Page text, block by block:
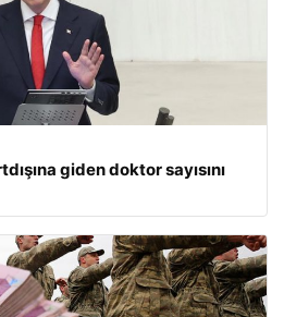
giden doktor sayısını